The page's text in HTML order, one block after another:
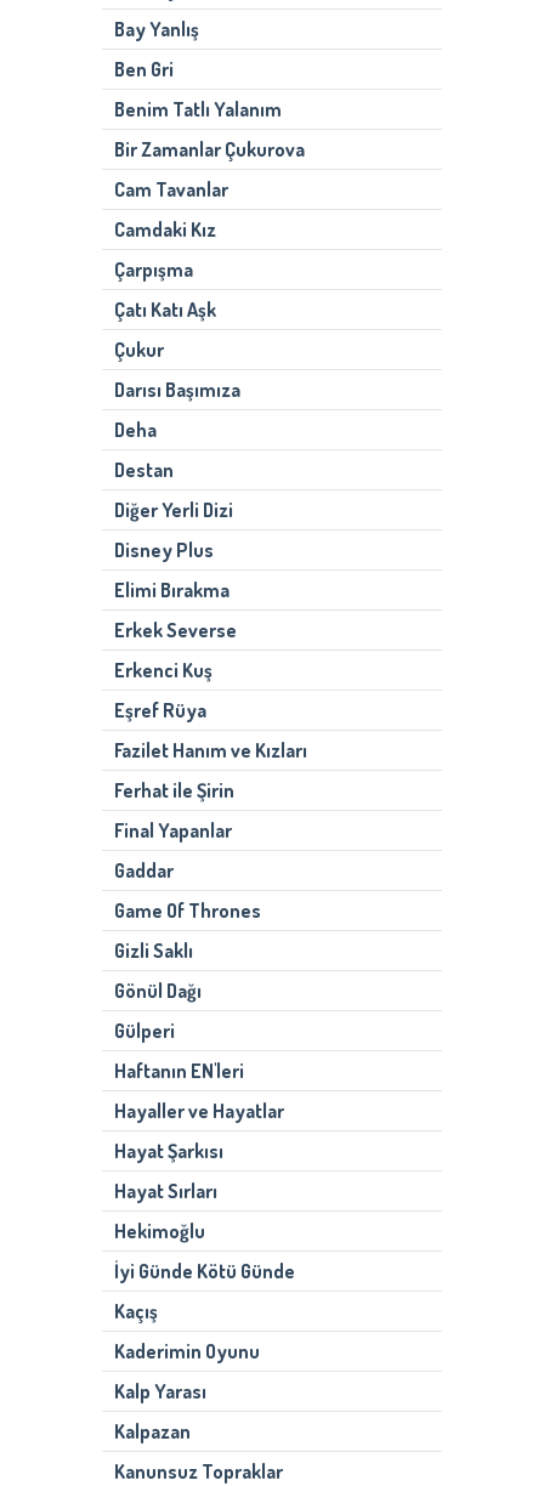
Bay Yanlış
Ben Gri
Benim Tatlı Yalanım
Bir Zamanlar Çukurova
Cam Tavanlar
Camdaki Kız
Çarpışma
Çatı Katı Aşk
Çukur
Darısı Başımıza
Deha
Destan
Diğer Yerli Dizi
Disney Plus
Elimi Bırakma
Erkek Severse
Erkenci Kuş
Eşref Rüya
Fazilet Hanım ve Kızları
Ferhat ile Şirin
Final Yapanlar
Gaddar
Game Of Thrones
Gizli Saklı
Gönül Dağı
Gülperi
Haftanın EN'leri
Hayaller ve Hayatlar
Hayat Şarkısı
Hayat Sırları
Hekimoğlu
İyi Günde Kötü Günde
Kaçış
Kaderimin Oyunu
Kalp Yarası
Kalpazan
Kanunsuz Topraklar